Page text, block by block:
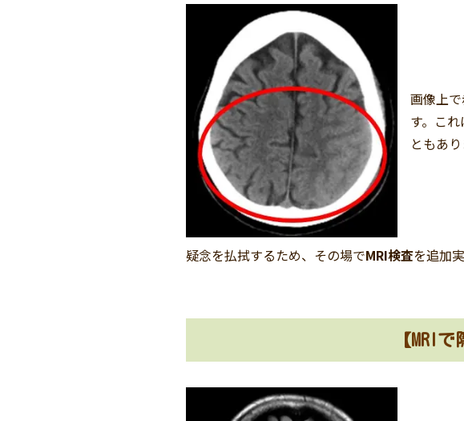
画像上
す。こ
ともあり
疑念を払拭するため、その場でMRI検査を追加
【MRI